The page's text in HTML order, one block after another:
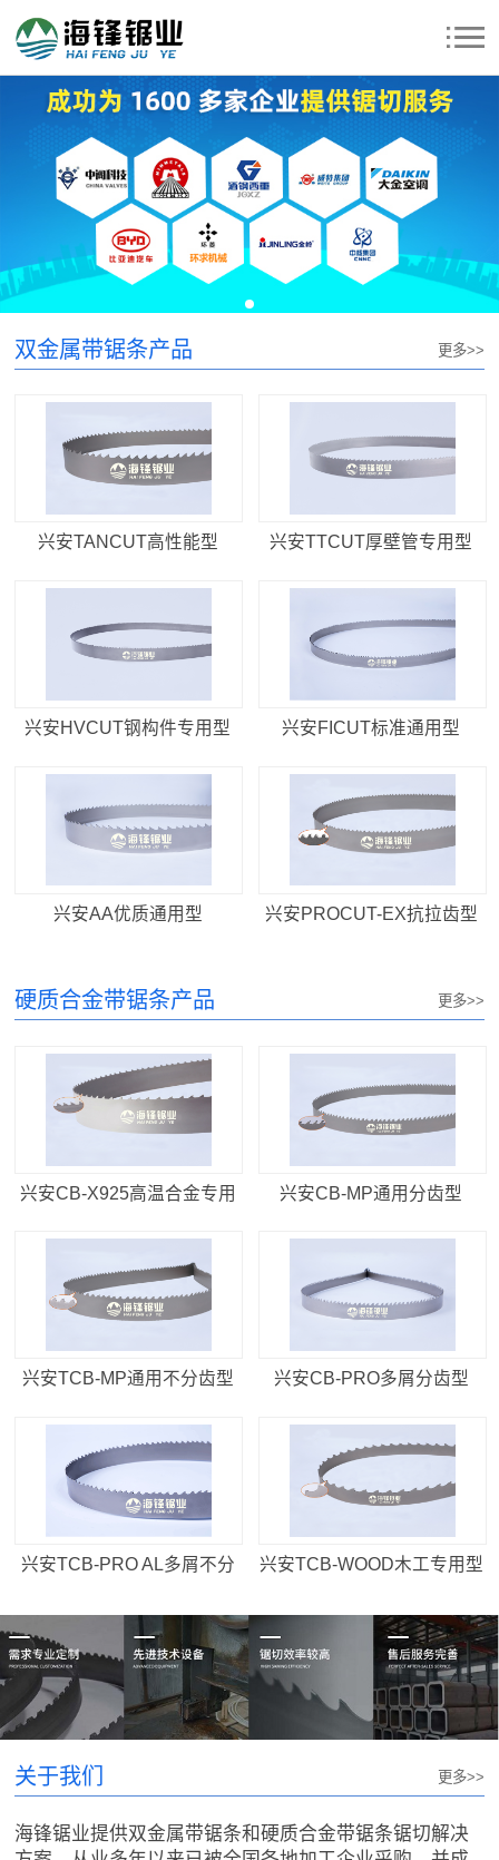
更多>>
双金属带锯条产品
兴安TANCUT高性能型 兴安TTCUT厚壁管专用型
兴安HVCUT钢构件专用型 兴安FICUT标准通用型
兴安AA优质通用型 兴安PROCUT-EX抗拉齿型
更多>>
硬质合金带锯条产品
兴安CB-X925高温合金专用
兴安CB-MP通用分齿型
兴安TCB-MP通用不分齿型 兴安CB-PRO多屑分齿型
兴安TCB-PRO AL多屑不分
兴安TCB-WOOD木工专用型
更多>>
关于我们
海锋锯业提供双金属带锯条和硬质合金带锯条锯切解决